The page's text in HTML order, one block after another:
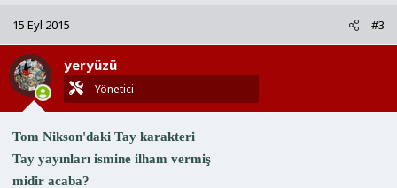
i
l
e
r
:
15 Eyl 2015 #3
yeryüzü
Yönetici
Tom Nikson'daki Tay karakteri
Tay yayınları ismine ilham vermiş
midir acaba?